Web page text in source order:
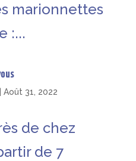
marionnettes
:...
Août 31, 2022
de chez
de 7